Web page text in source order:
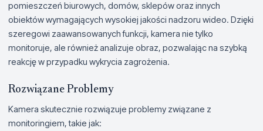
pomieszczeń biurowych, domów, sklepów oraz innych
obiektów wymagających wysokiej jakości nadzoru wideo. Dzięki
szeregowi zaawansowanych funkcji, kamera nie tylko
monitoruje, ale również analizuje obraz, pozwalając na szybką
reakcję w przypadku wykrycia zagrożenia.
Rozwiązane Problemy
Kamera skutecznie rozwiązuje problemy związane z
monitoringiem, takie jak: